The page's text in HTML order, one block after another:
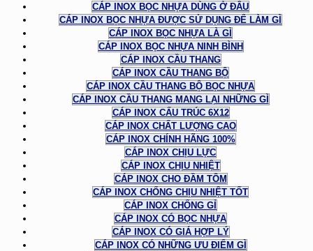
CÁP INOX BỌC NHỰA DÙNG Ở ĐÂU
CÁP INOX BỌC NHỰA ĐƯỢC SỬ DỤNG ĐỂ LÀM GÌ
CÁP INOX BỌC NHỰA LÀ GÌ
CÁP INOX BỌC NHỰA NINH BÌNH
CÁP INOX CẦU THANG
CÁP INOX CẦU THANG BỘ
CÁP INOX CẦU THANG BỘ BỌC NHỰA
CÁP INOX CẦU THANG MANG LẠI NHỮNG GÌ
CÁP INOX CẤU TRÚC 6X12
CÁP INOX CHẤT LƯỢNG CAO
CÁP INOX CHÍNH HÃNG 100%
CÁP INOX CHỊU LỰC
CÁP INOX CHỊU NHIỆT
CÁP INOX CHO ĐẦM TÔM
CÁP INOX CHỐNG CHỊU NHIỆT TỐT
CÁP INOX CHỐNG GỈ
CÁP INOX CÓ BỌC NHỰA
CÁP INOX CÓ GIÁ HỢP LÝ
CÁP INOX CÓ NHỮNG ƯU ĐIỂM GÌ